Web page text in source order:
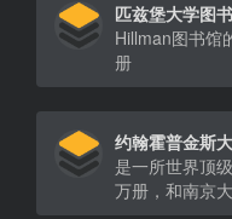
匹兹堡大学图
Hillman图书馆
册
约翰霍普金斯
是一所世界顶
万册，和南京